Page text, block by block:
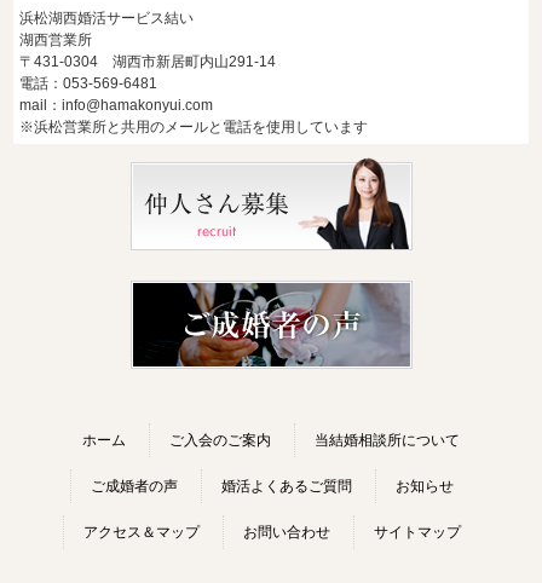
浜松湖西婚活サービス結い
湖西営業所
〒431-0304 湖西市新居町内山291-14
電話：053-569-6481
mail：info@hamakonyui.com
※浜松営業所と共用のメールと電話を使用しています
ホーム ご入会のご案内 当結婚相談所について
ご成婚者の声 婚活よくあるご質問 お知らせ
アクセス＆マップ お問い合わせ サイトマップ